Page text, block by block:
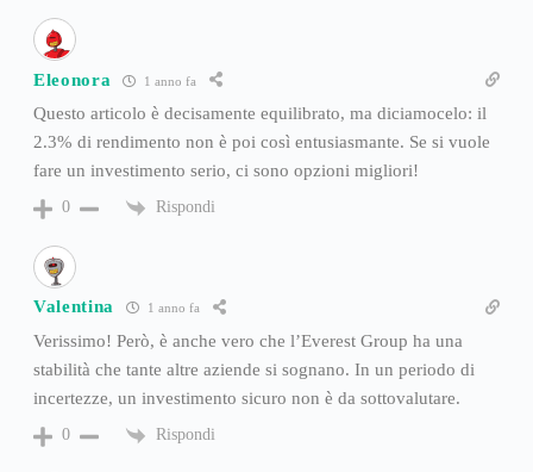
Eleonora 1 anno fa
Questo articolo è decisamente equilibrato, ma diciamocelo: il
2.3% di rendimento non è poi così entusiasmante. Se si vuole
fare un investimento serio, ci sono opzioni migliori!
0 Rispondi
Valentina 1 anno fa
Verissimo! Però, è anche vero che l’Everest Group ha una
stabilità che tante altre aziende si sognano. In un periodo di
incertezze, un investimento sicuro non è da sottovalutare.
0 Rispondi